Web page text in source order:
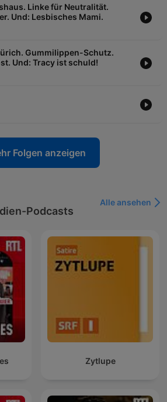
Linke für Neutralität.
Und: Lesbisches Mami.
Gummilippen-Schutz.
Und: Tracy ist schuld!
Folgen anzeigen
Podcasts
Alle ansehen
Zytlupe